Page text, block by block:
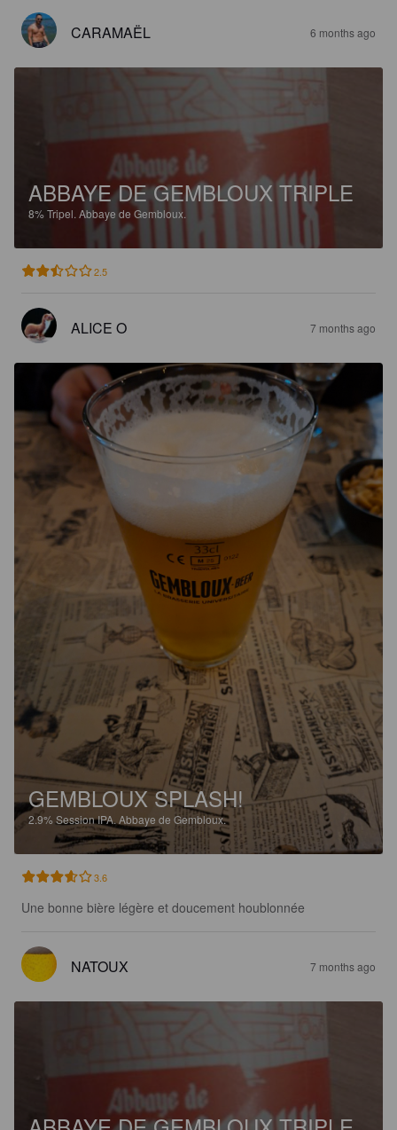
CARAMAËL 6 months ago
ABBAYE DE GEMBLOUX TRIPLE
8%Tripel. Abbaye de Gembloux.
2.5
ALICE O 7 months ago
GEMBLOUX SPLASH!
2.9% Session IPA. Abbaye de Gembloux.
3.6
Une bonne bière légère et doucement houblonnée
NATOUX 7 months ago